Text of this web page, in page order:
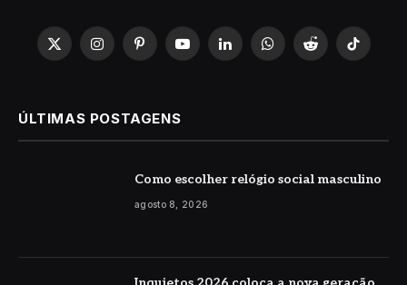
X
InstagramPinterestYouTubeLinkedInWhatsApp
Reddit TikTok
ÚLTIMAS POSTAGENS
Como escolher relógio social masculino
agosto 8, 2026